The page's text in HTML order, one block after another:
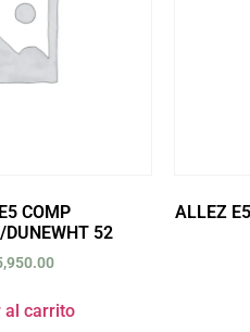
COMP
52
al carrito
ALLEZ